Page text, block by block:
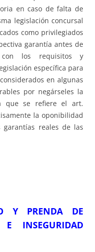
en caso de falta de
legislación concursal
como privilegiados
garantía antes de
los requisitos y
específica para
en algunas
por negárseles la
que se refiere el art.
la oponibilidad
reales de las
Y PRENDA DE
E INSEGURIDAD